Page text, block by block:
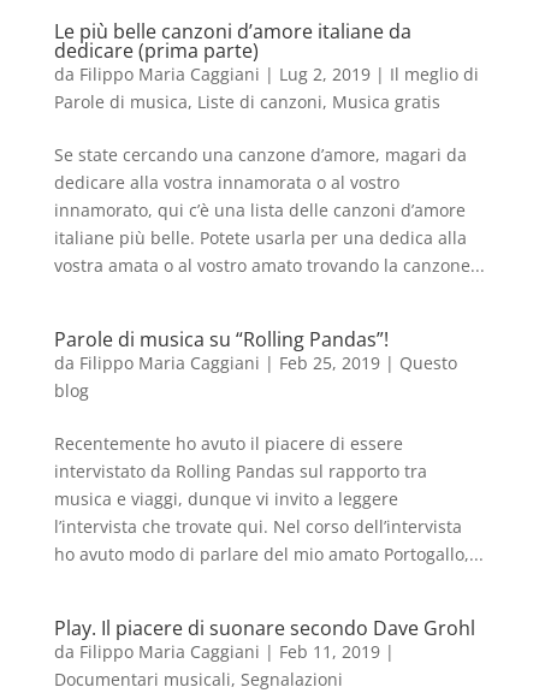
Le più belle canzoni d’amore italiane da
dedicare (prima parte)
da Filippo Maria Caggiani | Lug 2, 2019| Il meglio di
Parole di musica, Liste di canzoni, Musica gratis
Se state cercando una canzone d’amore, magari da
dedicare alla vostra innamorata o al vostro
innamorato, qui c’è una lista delle canzoni d’amore
italiane più belle. Potete usarla per una dedica alla
vostra amata o al vostro amato trovando la canzone...
Parole di musica su “Rolling Pandas”!
da Filippo Maria Caggiani | Feb 25, 2019| Questo
blog
Recentemente ho avuto il piacere di essere
intervistato da Rolling Pandas sul rapporto tra
musica e viaggi, dunque vi invito a leggere
l’intervista che trovate qui. Nel corso dell’intervista
ho avuto modo di parlare del mio amato Portogallo,...
Play. Il piacere di suonare secondo Dave Grohl
da Filippo Maria Caggiani | Feb 11, 2019|
Documentari musicali, Segnalazioni